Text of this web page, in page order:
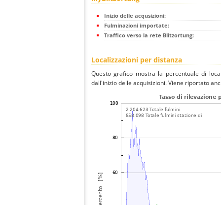
Inizio delle acqusizioni:
Fulminazioni importate:
Traffico verso la rete Blitzortung:
Localizzazioni per distanza
Questo grafico mostra la percentuale di
dall'inizio delle acquisizioni. Viene riportato